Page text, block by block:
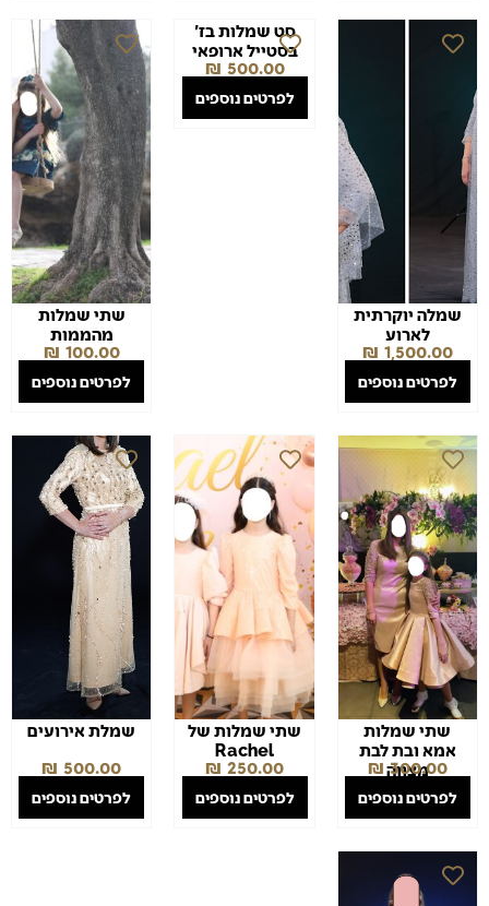
שמלה יוקרתית
לארוע
1,500.00
₪
לפרטים נוספים
סט שמלות בז'
בסטייל ארופאי
500.00
₪
לפרטים נוספים
שתי שמלות
מהממות
100.00
₪
לפרטים נוספים
שתי שמלות
אמא ובת לבת
מצווה
300.00
₪
לפרטים נוספים
שתי שמלות של
Rachel
250.00
₪
לפרטים נוספים
שמלת אירועים
500.00
₪
לפרטים נוספים